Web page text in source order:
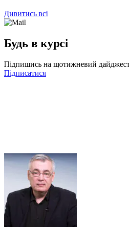
Дивитись всі
Будь в курсі
Підпишись на щотижневий
Підписатися